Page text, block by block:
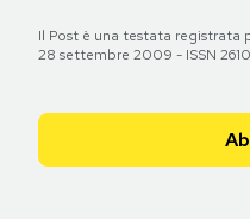
Il Post è una testata registrata
28 settembre 2009 - ISSN